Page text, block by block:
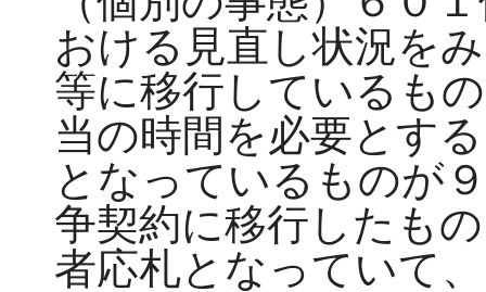
おける見直し状況を
等に移行しているも
当の時間を必要とす
となっているものが
争契約に移行したも
者応札となっていて